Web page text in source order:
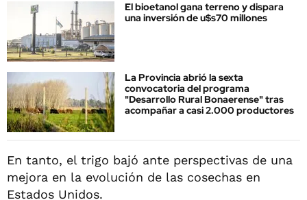
El bioetanol gana terreno y dispara
una inversión de u$s70 millones
La Provincia abrió la sexta
convocatoria del programa
"Desarrollo Rural Bonaerense" tras
acompañar a casi 2.000 productores
En tanto, el trigo bajó ante perspectivas de una
mejora en la evolución de las cosechas en
Estados Unidos.